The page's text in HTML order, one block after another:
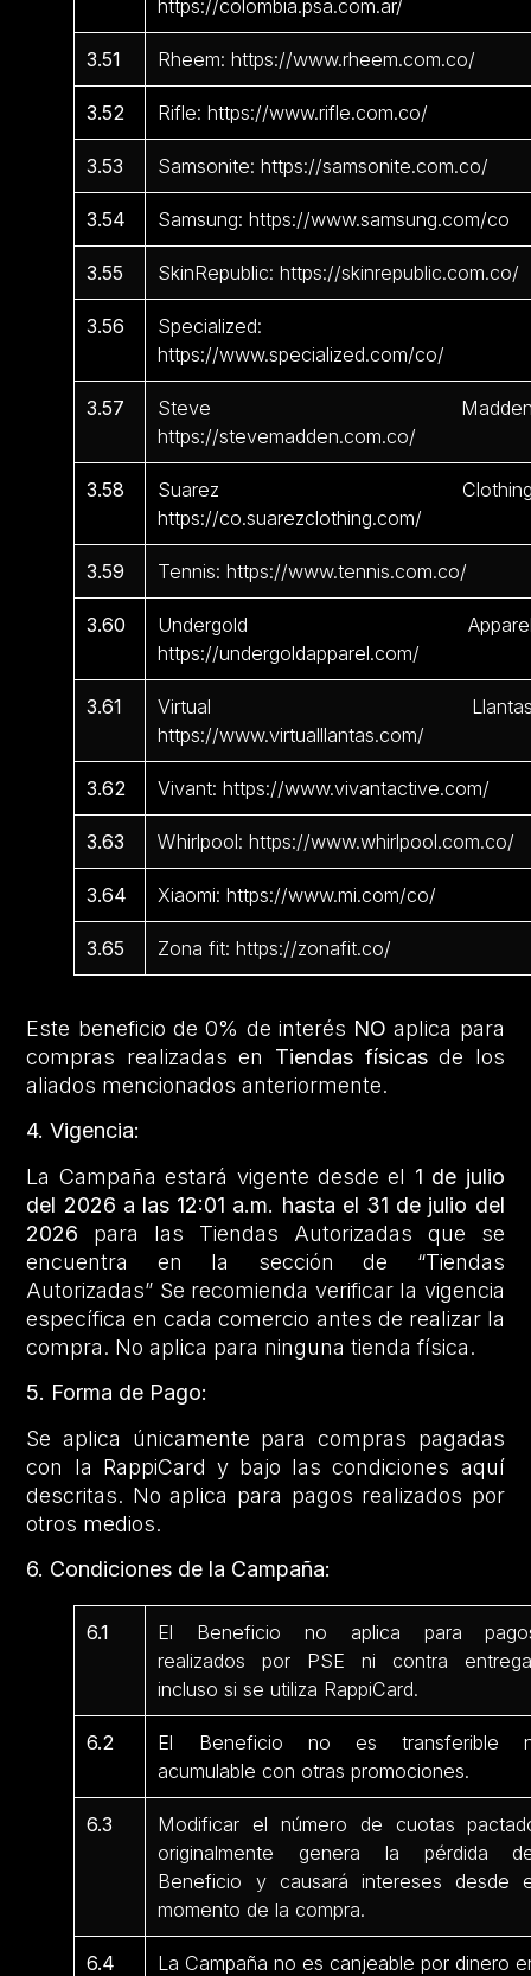
https://colombia.psa.com.ar/
3.51 Rheem: https://www.rheem.com.co/
3.52 Rifle: https://www.rifle.com.co/
3.53 Samsonite: https://samsonite.com.co/
3.54 Samsung: https://www.samsung.com/co
3.55 SkinRepublic: https://skinrepublic.com.co/
3.56
Specialized:
https://www.specialized.com/co/
3.57
Steve
https://stevemadden.com.co/
3.58
Suarez
https://co.suarezclothing.com/
3.59 Tennis: https://www.tennis.com.co/
3.60
Undergold
https://undergoldapparel.com/
3.61
Virtual
https://www.virtualllantas.com/
3.62 Vivant: https://www.vivantactive.com/
3.63 Whirlpool: https://www.whirlpool.com.co/
3.64 Xiaomi: https://www.mi.com/co/
3.65 Zona fit: https://zonafit.co/
Este beneficio de 0% de interés NOaplica para
compras realizadas en Tiendas físicasde los
aliados mencionados anteriormente.
4. Vigencia:
La Campaña estará vigente desde el 1 de julio
del 2026 a las 12:01 a.m. hasta el 31 de julio del
2026 para las Tiendas Autorizadas que se
encuentra en la sección de “Tiendas
Autorizadas” Se recomienda verificar la vigencia
específica en cada comercio antes de realizar la
compra. No aplica para ninguna tienda física.
5. Forma de Pago:
Se aplica únicamente para compras pagadas
con la RappiCard y bajo las condiciones aquí
descritas. No aplica para pagos realizados por
otros medios.
6. Condiciones de la Campaña:
6.1
El Beneficio no aplica para
realizados por PSE ni contra
incluso si se utiliza RappiCard.
6.2
El Beneficio no es transferible
acumulable con otras promociones.
6.3
Modificar el número de cuotas
originalmente genera la pérdida
Beneficio y causará intereses desde
momento de la compra.
6.4
La Campaña no es canjeable por dinero